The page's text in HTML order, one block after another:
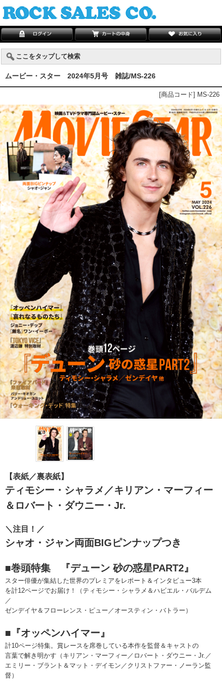
ここをタップして検索
ムービー・スター 2024年5月号 雑誌/MS-226
[商品コード] MS-226
【表紙／裏表紙】
ティモシー・シャラメ／キリアン・マーフィー
＆ロバート・ダウニー・Jr.
＼注目！／
シャオ・ジャン両面BIGピンナップつき
■巻頭特集 『デューン 砂の惑星PART2』
スター俳優が集結した世界のプレミアをレポート＆インタビュー3本
を計12ページでお届け！（ティモシー・シャラメ＆ハビエル・バルデム
／
ゼンデイヤ＆フローレンス・ピュー／オースティン・バトラー）
■『オッペンハイマー』
計10ページ特集。賞レースを席巻している本作を監督＆キャストの
言葉で解き明かす（キリアン・マーフィー／ロバート・ダウニー・Jr.／
エミリー・ブラント＆マット・デイモン／クリストファー・ノーラン監
督）